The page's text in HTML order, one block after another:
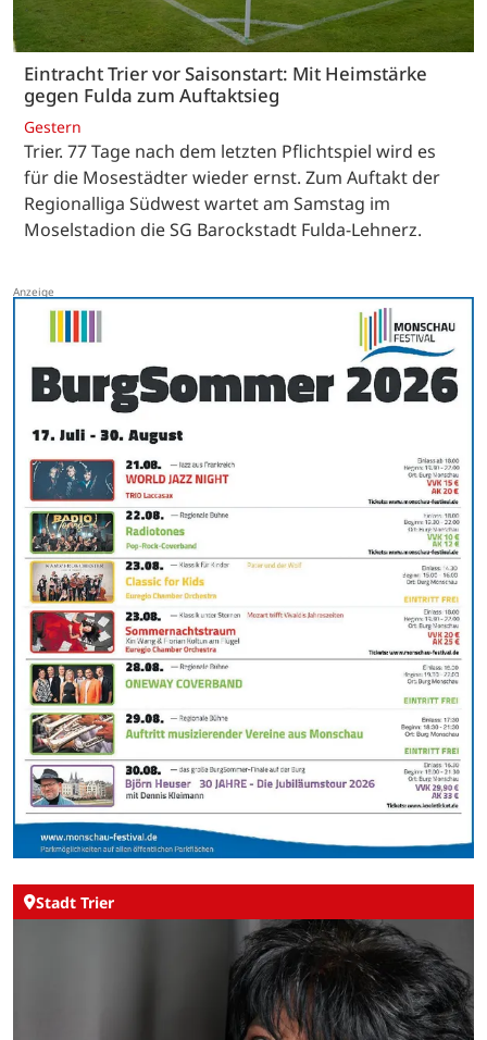
Eintracht Trier vor Saisonstart: Mit Heimstärke
gegen Fulda zum Auftaktsieg
Gestern
Trier. 77 Tage nach dem letzten Pflichtspiel wird es
für die Mosestädter wieder ernst. Zum Auftakt der
Regionalliga Südwest wartet am Samstag im
Moselstadion die SG Barockstadt Fulda-Lehnerz.
Stadt Trier